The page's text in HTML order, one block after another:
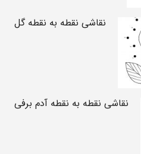
نقاشی نقطه به نقطه گل
نقاشی نقطه به نقطه آدم برفی